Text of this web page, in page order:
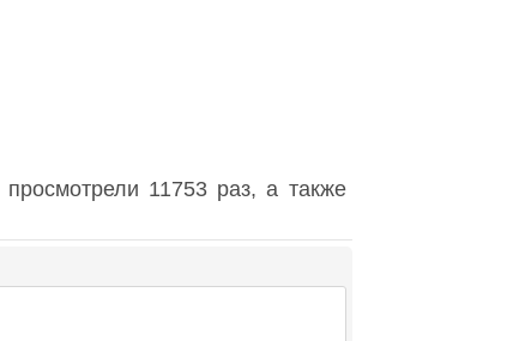
просмотрели 11753 раз, а также